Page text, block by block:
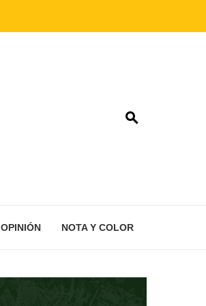
OPINIÓN NOTA Y COLOR